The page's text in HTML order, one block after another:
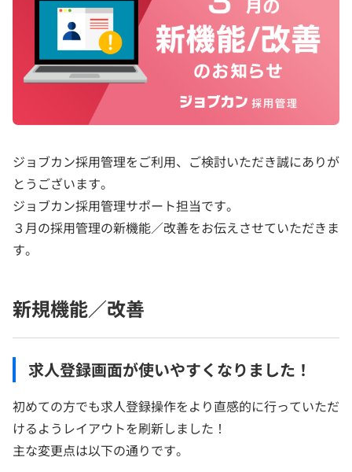
ジョブカン採用管理をご利用、ご検討いただき誠にありが
とうございます。
ジョブカン採用管理サポート担当です。
３月の採用管理の新機能／改善をお伝えさせていただきま
す。
新規機能／改善
求人登録画面が使いやすくなりました！
初めての方でも求人登録操作をより直感的に行っていただ
けるようレイアウトを刷新しました！
主な変更点は以下の通りです。